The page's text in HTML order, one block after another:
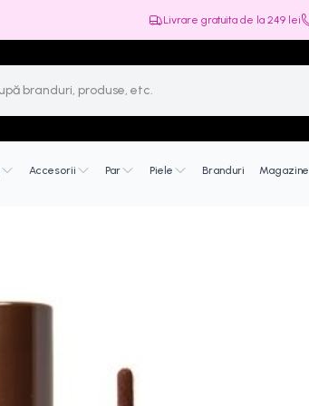
Livrare gratuita de la 249 lei
Accesorii Par Piele Branduri Magazine